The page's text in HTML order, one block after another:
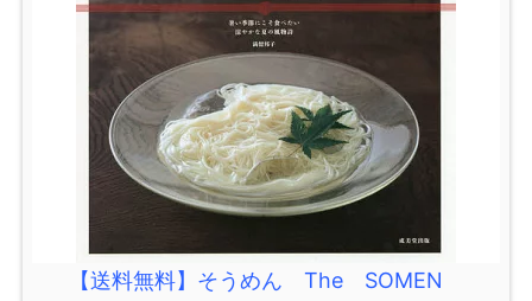
【送料無料】そうめん The SOMEN